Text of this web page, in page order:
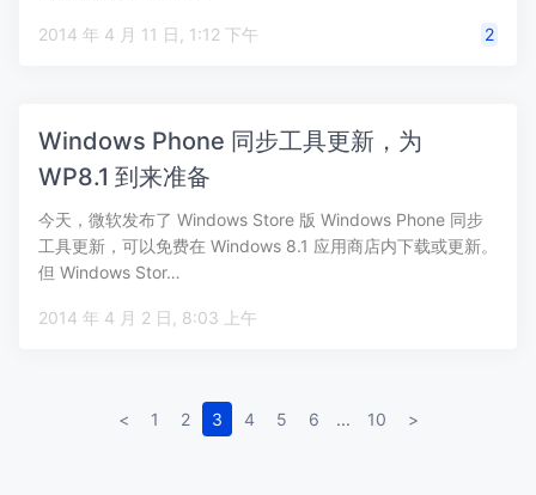
2014 年 4 月 11 日, 1:12 下午 2
Windows Phone 同步工具更新，为
WP8.1 到来准备
今天，微软发布了 Windows Store 版 Windows Phone 同步
工具更新，可以免费在 Windows 8.1 应用商店内下载或更新。
但 Windows Stor…
2014 年 4 月 2 日, 8:03 上午
< 1 2 3 4 5 6 ... 10 >